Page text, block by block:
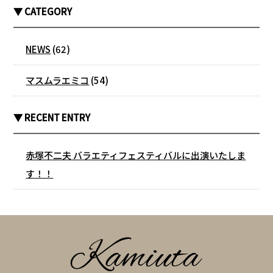
▼ CATEGORY
NEWS (62)
マスムラエミコ (54)
▼ RECENT ENTRY
赤塚不二夫 バラエティフェスティバルに出演いたしま
す！！